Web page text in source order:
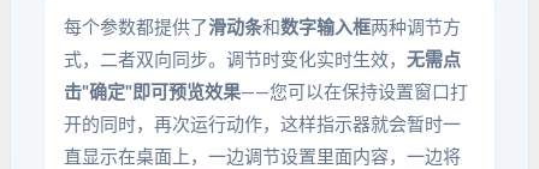
每个参数都提供了 滑动条和数字输入框两种调节方
式，二者双向同步。调节时变化实时生效， 无需点
击"确定"即可预览效果——您可以在保持设置窗口打
开的同时，再次运行动作，这样指示器就会暂时一
直显示在桌面上，一边调节设置里面内容，一边将